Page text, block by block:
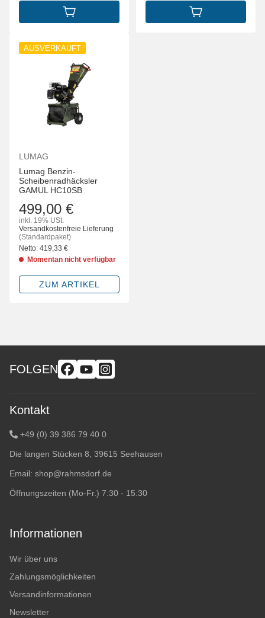
IN DEN WARENKORB IN DEN
AUSVERKAUFT
LUMAG
Lumag Benzin-
Scheibenradhäcksler
GAMUL HC10SB
499,00 €
inkl. 19% USt.
Versandkostenfreie Lieferung
(Standardpaket)
Netto: 419,33 €
Momentan nicht verfügbar
ZUM ARTIKEL
FOLGEN
Kontakt
+49 (0) 39 386 79 40 0
Die langen Stücken 8, 39615 Seehausen
Email: shop@rahmsdorf.de
Öffnungszeiten (Mo-Fr.) 7:30 - 15:30
Informationen
Wir über uns
Zahlungsmöglichkeiten
Versandinformationen
Newsletter